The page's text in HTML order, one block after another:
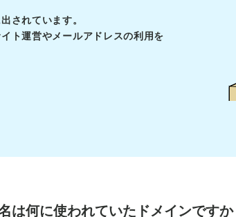
されています。
ト運営やメールアドレスの利用を
は何に使われていたドメインですか